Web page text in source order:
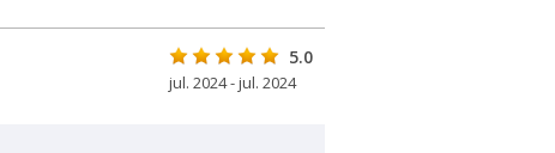
5.0
jul. 2024 - jul. 2024